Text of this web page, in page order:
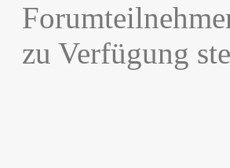
zu Verfügung